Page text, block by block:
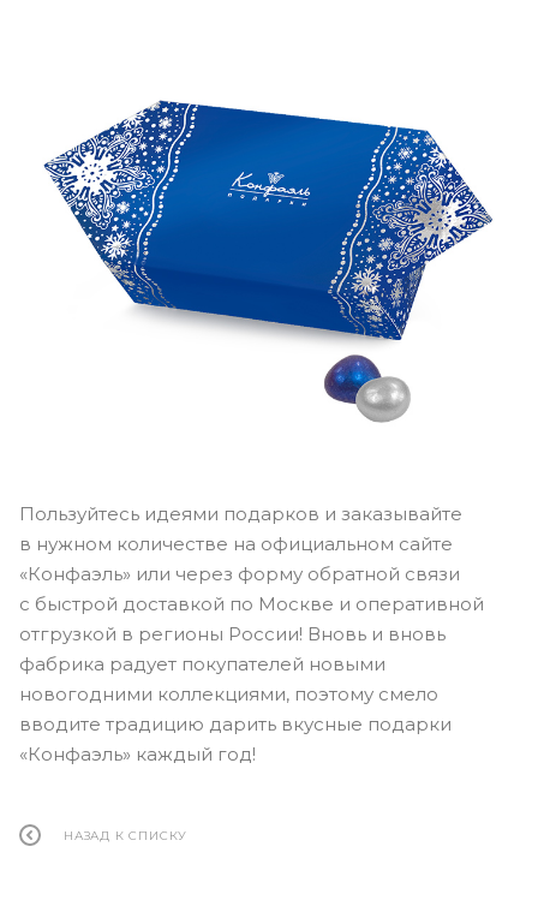
Пользуйтесь идеями подарков и заказывайте
в нужном количестве на официальном сайте
«Конфаэль» или через форму обратной связи
с быстрой доставкой по Москве и оперативной
отгрузкой в регионы России! Вновь и вновь
фабрика радует покупателей новыми
новогодними коллекциями, поэтому смело
вводите традицию дарить вкусные подарки
«Конфаэль» каждый год!
НАЗАД К СПИСКУ